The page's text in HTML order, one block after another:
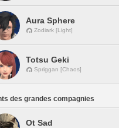
Aura Sphere
Zodiark [Light]
Totsu Geki
Spriggan [Chaos]
des grandes compagnies
Ot Sad